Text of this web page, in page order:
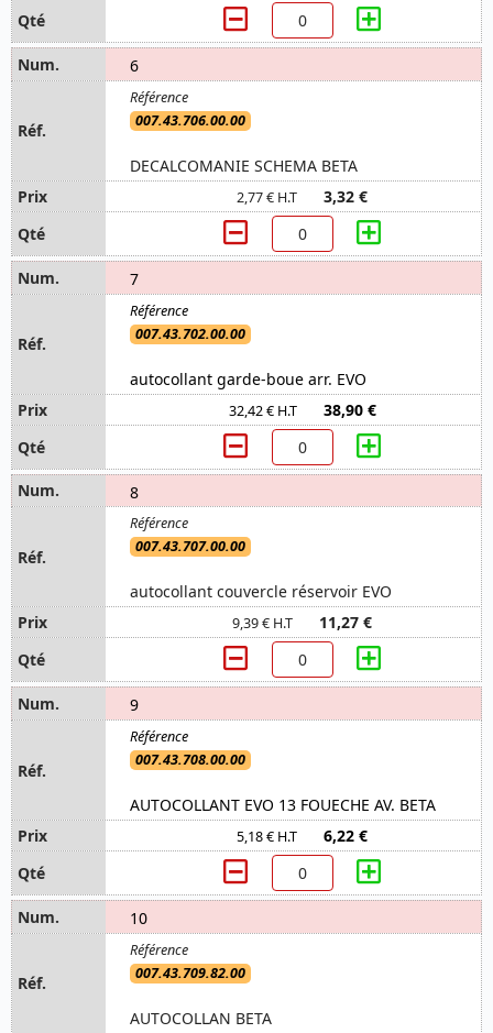
6
007.43.706.00.00
DECALCOMANIE SCHEMA BETA
2,77 € H.T 3,32 €
7
007.43.702.00.00
autocollant garde-boue arr. EVO
32,42 € H.T 38,90 €
8
007.43.707.00.00
autocollant couvercle réservoir EVO
9,39 € H.T 11,27 €
9
007.43.708.00.00
AUTOCOLLANT EVO 13 FOUECHE AV. BETA
5,18 € H.T 6,22 €
10
007.43.709.82.00
AUTOCOLLAN BETA